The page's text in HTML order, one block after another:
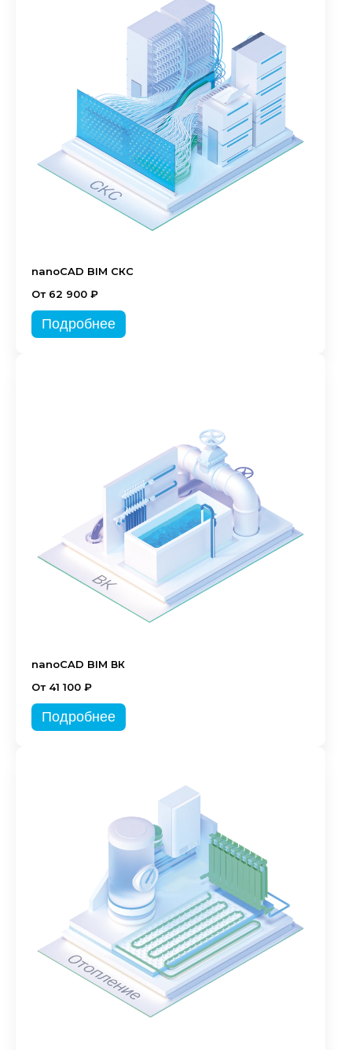
nanoCAD BIM СКС
От 62 900 ₽
Подробнее
nanoCAD BIM ВК
От 41 100 ₽
Подробнее